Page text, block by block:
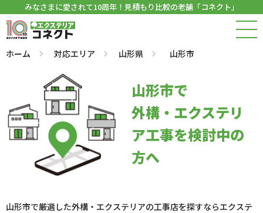
みなさまに愛されて10周年！見積もり比較の老舗「コネクト」
ホーム 対応エリア 山形県 山形市
山形市で
外構・エクステリ
ア工事を検討中の
方へ
山形市で厳選した外構・エクステリアの工事店を探すならエクステ